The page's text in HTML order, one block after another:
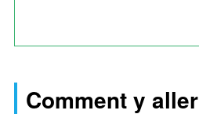
Comment y aller